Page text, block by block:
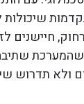
שיכולות
חיישנים
שהמערכת
ולא תדרוש